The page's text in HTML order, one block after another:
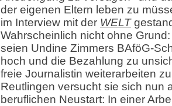
der eigenen Eltern leben zu
im Interview mit der WELT
Wahrscheinlich nicht ohne
seien Undine Zimmers BAföG-
hoch und die Bezahlung zu
freie Journalistin weiterarbeiten
Reutlingen versucht sie sich nun
beruflichen Neustart: In einer